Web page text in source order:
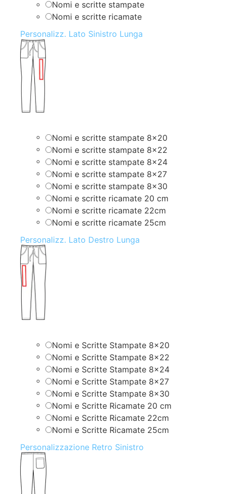
Nomi e scritte stampate
Nomi e scritte ricamate
Personalizz. Lato Sinistro Lunga
Nomi e scritte stampate 8×20
Nomi e scritte stampate 8×22
Nomi e scritte stampate 8×24
Nomi e scritte stampate 8×27
Nomi e scritte stampate 8×30
Nomi e scritte ricamate 20 cm
Nomi e scritte ricamate 22cm
Nomi e scritte ricamate 25cm
Personalizz. Lato Destro Lunga
Nomi e Scritte Stampate 8×20
Nomi e Scritte Stampate 8×22
Nomi e Scritte Stampate 8×24
Nomi e Scritte Stampate 8×27
Nomi e Scritte Stampate 8×30
Nomi e Scritte Ricamate 20 cm
Nomi e Scritte Ricamate 22cm
Nomi e Scritte Ricamate 25cm
Personalizzazione Retro Sinistro